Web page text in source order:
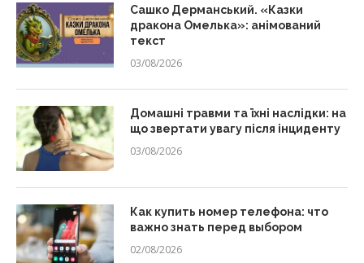
Сашко Дерманський. «Казки
дракона Омелька»: анімований
текст
03/08/2026
Домашні травми та їхні наслідки: на
що звертати увагу після інциденту
03/08/2026
Как купить номер телефона: что
важно знать перед выбором
02/08/2026